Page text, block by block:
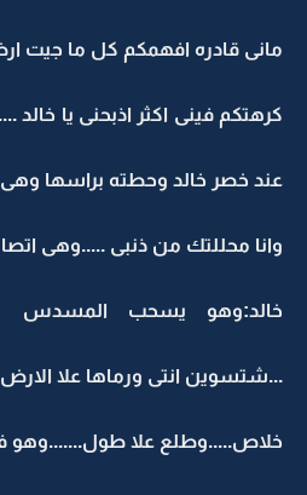
مانى قادره افهمكم كل ما جيت
كرهتكم فينى اكثر اذبحنى يا
عند خصر خالد وحطته براسها وهى
وانا محللتك من ذنبى .....وهى
خالد:وهو يسحب المسدس
...شتسوين انتى ورماها علا
خلاص.....وطلع علا طول.......وهو